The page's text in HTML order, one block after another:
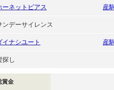
ーネットピアス 産
ンデーサイレンス
イナシユート 産
探し
賞金